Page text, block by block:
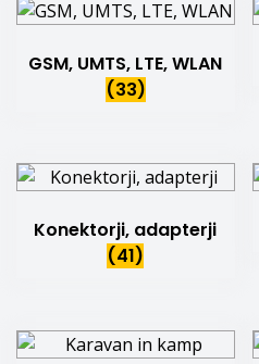
GSM, UMTS, LTE, WLAN
(33)
Konektorji, adapterji
(41)